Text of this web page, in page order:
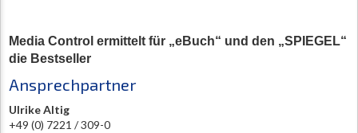
Media Control ermittelt für „eBuch“ und den „SPIEGEL“
die Bestseller
Ansprechpartner
Ulrike Altig
+49 (0) 7221 / 309-0